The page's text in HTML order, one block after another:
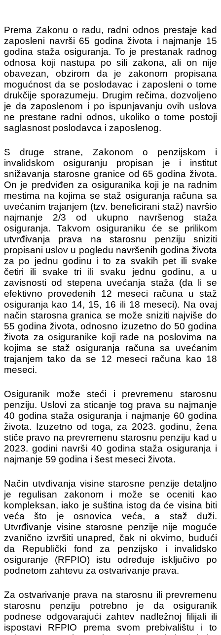
Prema Zakonu o radu, radni odnos prestaje kad
zaposleni navrši 65 godina života i najmanje 15
godina staža osiguranja. To je prestanak radnog
odnosa koji nastupa po sili zakona, ali on nije
obavezan, obzirom da je zakonom propisana
mogućnost da se poslodavac i zaposleni o tome
drukčije sporazumeju. Drugim rečima, dozvoljeno
je da zaposlenom i po ispunjavanju ovih uslova
ne prestane radni odnos, ukoliko o tome postoji
saglasnost poslodavca i zaposlenog.
S druge strane, Zakonom o penzijskom i
invalidskom osiguranju propisan je i institut
snižavanja starosne granice od 65 godina života.
On je predviđen za osiguranika koji je na radnim
mestima na kojima se staž osiguranja računa sa
uvećanim trajanjem (tzv. beneficirani staž) navršio
najmanje 2/3 od ukupno navršenog staža
osiguranja. Takvom osiguraniku će se prilikom
utvrđivanja prava na starosnu penziju sniziti
propisani uslov u pogledu navršenih godina života
za po jednu godinu i to za svakih pet ili svake
četiri ili svake tri ili svaku jednu godinu, a u
zavisnosti od stepena uvećanja staža (da li se
efektivno provedenih 12 meseci računa u staž
osiguranja kao 14, 15, 16 ili 18 meseci). Na ovaj
način starosna granica se može sniziti najviše do
55 godina života, odnosno izuzetno do 50 godina
života za osiguranike koji rade na poslovima na
kojima se staž osiguranja računa sa uvećanim
trajanjem tako da se 12 meseci računa kao 18
meseci.
Osiguranik može steći i prevremenu starosnu
penziju. Uslovi za sticanje tog prava su najmanje
40 godina staža osiguranja i najmanje 60 godina
života. Izuzetno od toga, za 2023. godinu, žena
stiče pravo na prevremenu starosnu penziju kad u
2023. godini navrši 40 godina staža osiguranja i
najmanje 59 godina i šest meseci života.
Način utvđivanja visine starosne penzije detaljno
je regulisan zakonom i može se oceniti kao
kompleksan, iako je suština istog da će visina biti
veća što je osnovica veća, a staž duži.
Utvrđivanje visine starosne penzije nije moguće
zvanično izvršiti unapred, čak ni okvirno, budući
da Republički fond za penzijsko i invalidsko
osiguranje (RFPIO) istu određuje isključivo po
podnetom zahtevu za ostvarivanje prava.
Za ostvarivanje prava na starosnu ili prevremenu
starosnu penziju potrebno je da osiguranik
podnese odgovarajući zahtev nadležnoj filijali ili
ispostavi RFPIO prema svom prebivalištu i to